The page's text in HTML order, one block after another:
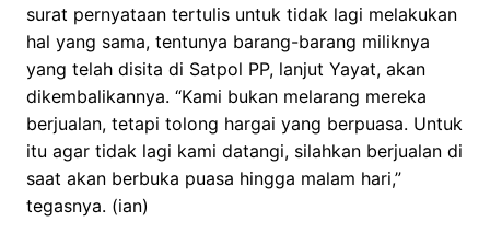
surat pernyataan tertulis untuk tidak lagi melakukan
hal yang sama, tentunya barang-barang miliknya
yang telah disita di Satpol PP, lanjut Yayat, akan
dikembalikannya. “Kami bukan melarang mereka
berjualan, tetapi tolong hargai yang berpuasa. Untuk
itu agar tidak lagi kami datangi, silahkan berjualan di
saat akan berbuka puasa hingga malam hari,”
tegasnya. (ian)